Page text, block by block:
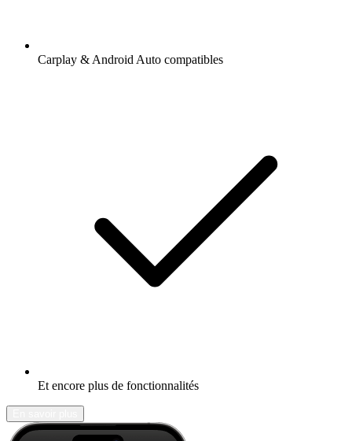
Carplay & Android Auto compatibles
Et encore plus de fonctionnalités